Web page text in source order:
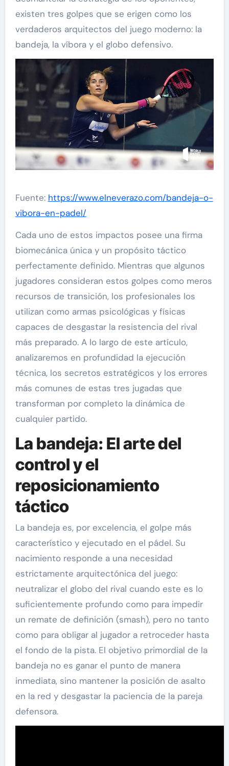
existen tres golpes que se erigen como los
verdaderos arquitectos del juego moderno: la
bandeja, la víbora y el globo defensivo.
Fuente: https://www.elneverazo.com/bandeja-o-
vibora-en-padel/
Cada uno de estos impactos posee una firma
biomecánica única y un propósito táctico
perfectamente definido. Mientras que algunos
jugadores consideran estos golpes como meros
recursos de transición, los profesionales los
utilizan como armas psicológicas y físicas
capaces de desgastar la resistencia del rival
más preparado. A lo largo de este artículo,
analizaremos en profundidad la ejecución
técnica, los secretos estratégicos y los errores
más comunes de estas tres jugadas que
transforman por completo la dinámica de
cualquier partido.
La bandeja: El arte del
control y el
reposicionamiento
táctico
La bandeja es, por excelencia, el golpe más
característico y ejecutado en el pádel. Su
nacimiento responde a una necesidad
estrictamente arquitectónica del juego:
neutralizar el globo del rival cuando este es lo
suficientemente profundo como para impedir
un remate de definición (smash), pero no tanto
como para obligar al jugador a retroceder hasta
el fondo de la pista. El objetivo primordial de la
bandeja no es ganar el punto de manera
inmediata, sino mantener la posición de asalto
en la red y desgastar la paciencia de la pareja
defensora.